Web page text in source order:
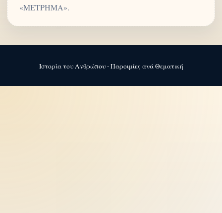
«ΜΕΤΡΗΜΑ».
Ιστορία του Ανθρώπου - Παροιμίες ανά Θεματική